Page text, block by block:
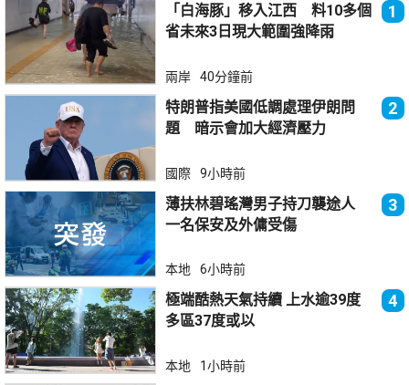
「白海豚」移入江西 料10多個
省未來3日現大範圍強降雨
1
兩岸 40分鐘前
特朗普指美國低調處理伊朗問
題 暗示會加大經濟壓力
2
國際 9小時前
薄扶林碧瑤灣男子持刀襲途人
一名保安及外傭受傷
3
本地 6小時前
極端酷熱天氣持續 上水逾39度
多區37度或以
4
本地 1小時前